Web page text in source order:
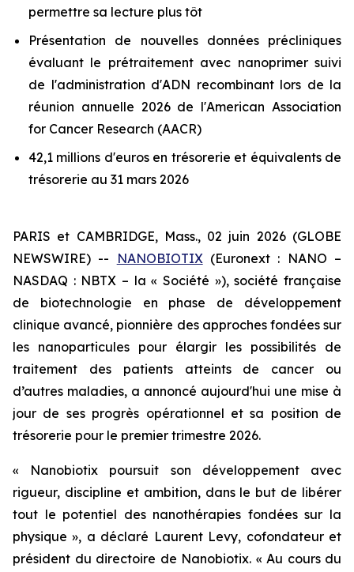
permettre sa lecture plus tôt
Présentation de nouvelles données précliniques
évaluant le prétraitement avec nanoprimer suivi
de l'administration d'ADN recombinant lors de la
réunion annuelle 2026 de l'American Association
for Cancer Research (AACR)
42,1 millions d'euros en trésorerie et équivalents de
trésorerie au 31 mars 2026
PARIS et CAMBRIDGE, Mass., 02 juin 2026 (GLOBE
NEWSWIRE) --
NANOBIOTIX(Euronext : NANO –
NASDAQ : NBTX – la « Société »), société française
de biotechnologie en phase de développement
clinique avancé, pionnière des approches fondées sur
les nanoparticules pour élargir les possibilités de
traitement des patients atteints de cancer ou
d’autres maladies, a annoncé aujourd'hui une mise à
jour de ses progrès opérationnel et sa position de
trésorerie pour le premier trimestre 2026.
« Nanobiotix poursuit son développement avec
rigueur, discipline et ambition, dans le but de libérer
tout le potentiel des nanothérapies fondées sur la
physique », a déclaré Laurent Levy, cofondateur et
président du directoire de Nanobiotix. « Au cours du